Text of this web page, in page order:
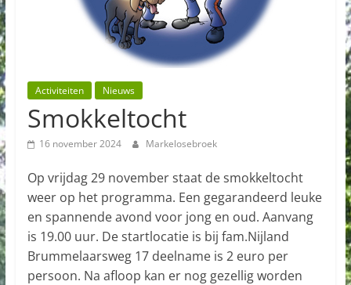
Activiteiten Nieuws
Smokkeltocht
16 november 2024 Markelosebroek
Op vrijdag 29 november staat de smokkeltocht
weer op het programma. Een gegarandeerd leuke
en spannende avond voor jong en oud. Aanvang
is 19.00 uur. De startlocatie is bij fam.Nijland
Brummelaarsweg 17 deelname is 2 euro per
persoon. Na afloop kan er nog gezellig worden